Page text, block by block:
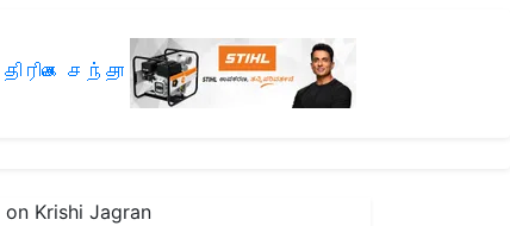
சந்தா
on Krishi Jagran